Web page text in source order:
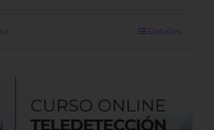
€.
Detalles